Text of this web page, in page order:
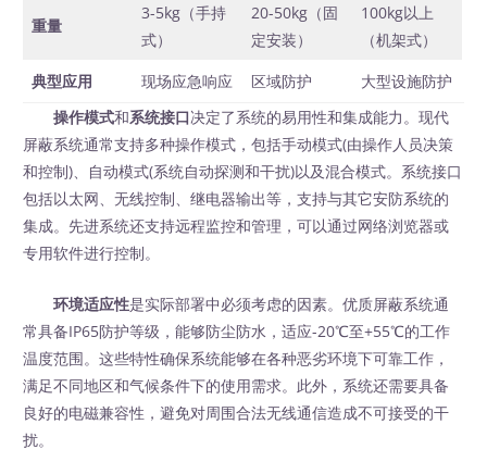
重量
3-5kg（手持
式）
20-50kg（固
定安装）
100kg以上
（机架式）
典型应用
现场应急响应 区域防护
大型设施防护
操作模式和系统接口决定了系统的易用性和集成能力。现代
屏蔽系统通常支持多种操作模式，包括手动模式(由操作人员决策
和控制)、自动模式(系统自动探测和干扰)以及混合模式。系统接口
包括以太网、无线控制、继电器输出等，支持与其它安防系统的
集成。先进系统还支持远程监控和管理，可以通过网络浏览器或
专用软件进行控制。
环境适应性是实际部署中必须考虑的因素。优质屏蔽系统通
常具备IP65防护等级，能够防尘防水，适应-20℃至+55℃的工作
温度范围。这些特性确保系统能够在各种恶劣环境下可靠工作，
满足不同地区和气候条件下的使用需求。此外，系统还需要具备
良好的电磁兼容性，避免对周围合法无线通信造成不可接受的干
扰。